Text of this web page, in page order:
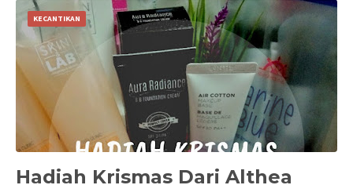
KECANTIKAN
Hadiah Krismas Dari Althea